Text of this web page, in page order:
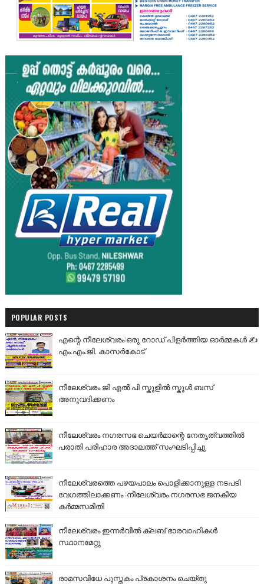
POPULAR POSTS
എന്റെ നീലേശ്വരം:ഒരു റോഡ് പിളർത്തിയ ഓർമ്മകൾ ✍️
എം.എം.ജി. കാസർകോട്
നീലേശ്വരം ജി എൽ പി സ്കൂളിൽ സ്കൂൾ ബസ്
അനുവദിക്കണം
നീലേശ്വരം നഗരസഭ ചെയർമാന്റെ നേതൃത്വത്തിൽ
പരാതി പരിഹാര അദാലത്ത് സംഘടിപ്പിച്ചു
നീലേശ്വരത്തെ പഴയപാലം പൊളിക്കാനുള്ള നടപടി
വേഗത്തിലാക്കണം :നീലേശ്വരം നഗരസഭ ജനകീയ
കർമ്മസമിതി
നീലേശ്വരം ഇന്നർവീൽ ക്ലബ് ഭാരവാഹികൾ
സ്ഥാനമേറ്റു
രാമസവിധേ പുസ്തകം പ്രകാശനം ചെയ്തു